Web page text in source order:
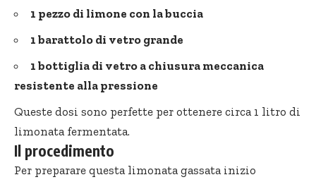
1 pezzo di limone con la buccia
1 barattolo di vetro grande
1 bottiglia di vetro a chiusura meccanica
resistente alla pressione
Queste dosi sono perfette per ottenere circa 1 litro di
limonata fermentata.
Il procedimento
Per preparare questa limonata gassata inizio